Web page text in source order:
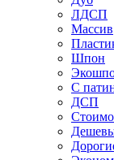
ЛДСП
Массив
Шпон
С
ДСП